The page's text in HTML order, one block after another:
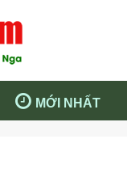
MỚI NHẤT